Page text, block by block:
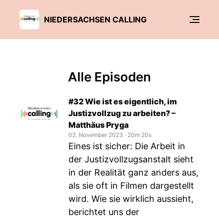
NIEDERSACHSEN CALLING
Alle Episoden
#32 Wie ist es eigentlich, im
Justizvollzug zu arbeiten? –
Matthäus Pryga
02. November 2023 ‧ 20m 20s
Eines ist sicher: Die Arbeit in
der Justizvollzugsanstalt sieht
in der Realität ganz anders aus,
als sie oft in Filmen dargestellt
wird. Wie sie wirklich aussieht,
berichtet uns der